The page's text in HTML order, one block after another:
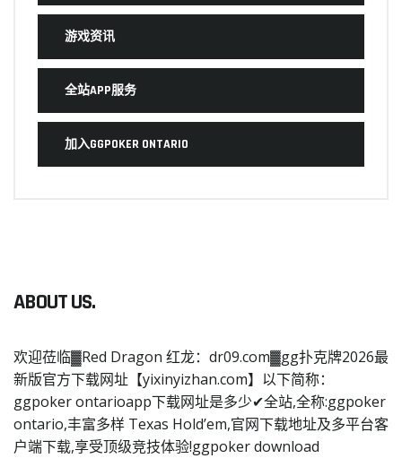
游戏资讯
全站APP服务
加入GGPOKER ONTARIO
ABOUT US.
欢迎莅临▓Red Dragon 红龙：dr09.com▓gg扑克牌2026最
新版官方下载网址【yixinyizhan.com】以下简称：
ggpoker ontarioapp下载网址是多少✔全站,全称:ggpoker
ontario,丰富多样 Texas Hold’em,官网下载地址及多平台客
户端下载,享受顶级竞技体验!ggpoker download